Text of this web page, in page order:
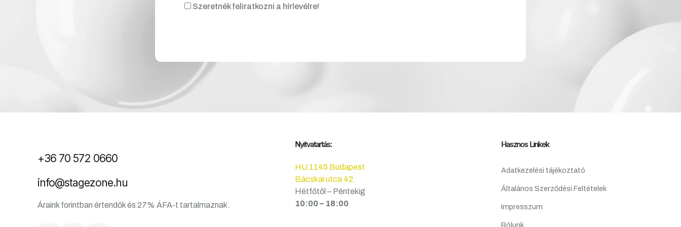
Szeretnék feliratkozni a hírlevélre!
+36 70 572 0660
info@stagezone.hu
Áraink forintban értendők és 27% ÁFA-t tartalmaznak.
Nyitvatartás:
HU 1145 Budapest
Bácskai utca 42.
Hétfőtől – Péntekig
10:00 – 18:00
Hasznos Linkek
Adatkezelési tájékoztató
Általános Szerződési Feltételek
Impresszum
Rólunk